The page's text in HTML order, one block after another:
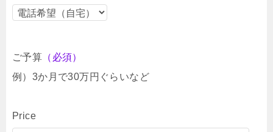
ご予算 （必須）
例）3か月で30万円ぐらいなど
Price